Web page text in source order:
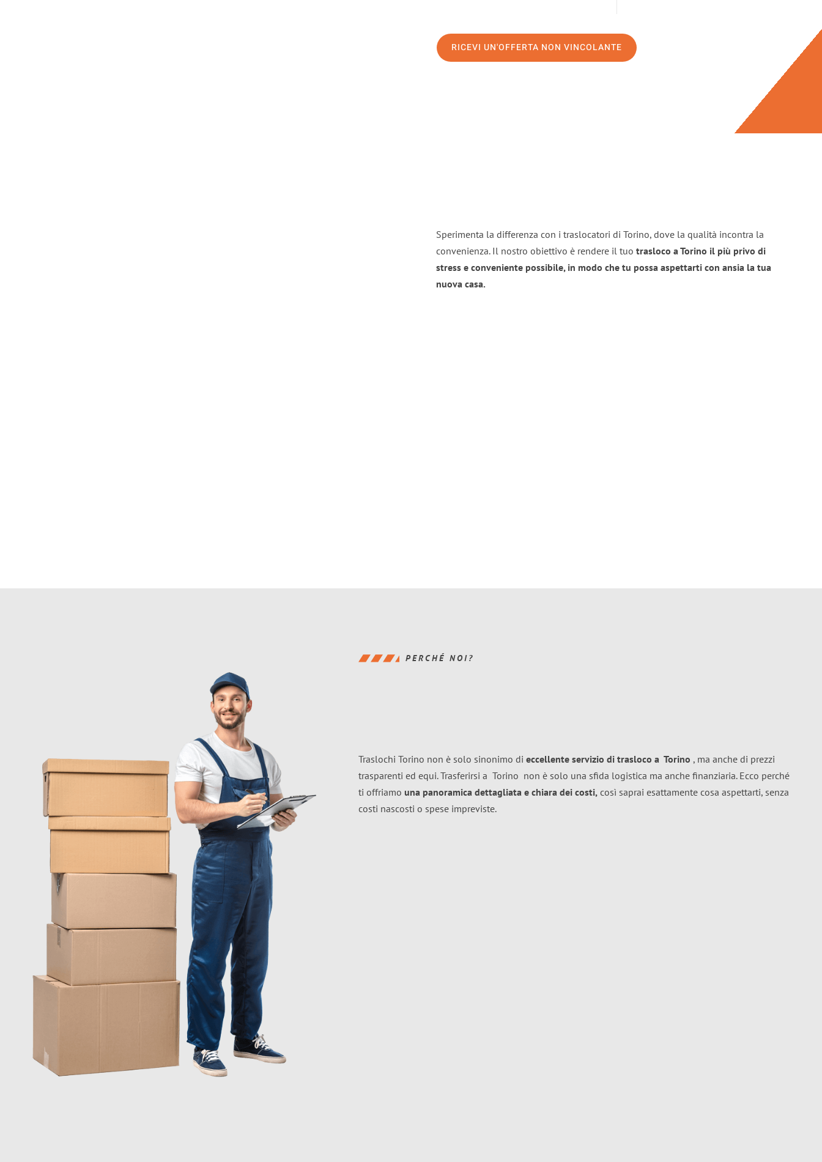
RICEVI UN'OFFERTA NON VINCOLANTE
Sperimenta la differenza con i traslocatori di Torino, dove la qualità incontra la
convenienza. Il nostro obiettivo è rendere il tuo trasloco a Torino il più privo di
stress e conveniente possibile, in modo che tu possa aspettarti con ansia la tua
nuova casa.
PERCHÉ NOI?
Traslochi Torino non è solo sinonimo di eccellente servizio di trasloco a Torino , ma anche di prezzi
trasparenti ed equi. Trasferirsi a Torino non è solo una sfida logistica ma anche finanziaria. Ecco perché
ti offriamo una panoramica dettagliata e chiara dei costi, così saprai esattamente cosa aspettarti, senza
costi nascosti o spese impreviste.